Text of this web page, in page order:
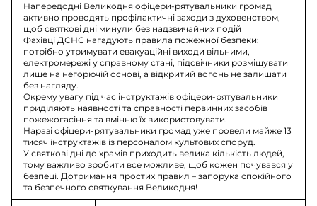
Напередодні Великодня офіцери-рятувальники громад
активно проводять профілактичні заходи з духовенством,
щоб святкові дні минули без надзвичайних подій
Фахівці ДСНС нагадують правила пожежної безпеки:
потрібно утримувати евакуаційні виходи вільними,
електромережі у справному стані, підсвічники розміщувати
лише на негорючій основі, а відкритий вогонь не залишати
без нагляду.
Окрему увагу під час інструктажів офіцери-рятувальники
приділяють наявності та справності первинних засобів
пожежогасіння та вмінню їх використовувати.
Наразі офіцери-рятувальники громад уже провели майже 13
тисяч інструктажів із персоналом культових споруд.
У святкові дні до храмів приходить велика кількість людей,
тому важливо зробити все можливе, щоб кожен почувався у
безпеці. Дотримання простих правил – запорука спокійного
та безпечного святкування Великодня!